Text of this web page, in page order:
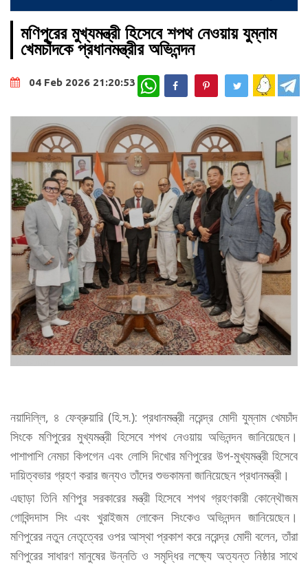
মণিপুরের মুখ্যমন্ত্রী হিসেবে শপথ নেওয়ায় যুম্নাম
খেমচাঁদকে প্রধানমন্ত্রীর অভিনন্দন
04 Feb 2026 21:20:53 WhatsApp
নয়াদিল্লি, ৪ ফেব্রুয়ারি (হি.স.): প্রধানমন্ত্রী নরেন্দ্র মোদী যুম্নাম খেমচাঁদ
সিংকে মণিপুরের মুখ্যমন্ত্রী হিসেবে শপথ নেওয়ায় অভিনন্দন জানিয়েছেন।
পাশাপাশি নেমচা কিপগেন এবং লোসি দিখোর মণিপুরের উপ-মুখ্যমন্ত্রী হিসেবে
দায়িত্বভার গ্রহণ করার জন্যও তাঁদের শুভকামনা জানিয়েছেন প্রধানমন্ত্রী।
এছাড়া তিনি মণিপুর সরকারের মন্ত্রী হিসেবে শপথ গ্রহণকারী কোন্থৌজম
গোবিন্দদাস সিং এবং খুরাইজম লোকেন সিংকেও অভিনন্দন জানিয়েছেন।
মণিপুরের নতুন নেতৃত্বের ওপর আস্থা প্রকাশ করে নরেন্দ্র মোদী বলেন, তাঁরা
মণিপুরের সাধারণ মানুষের উন্নতি ও সমৃদ্ধির লক্ষ্যে অত্যন্ত নিষ্ঠার সাথে